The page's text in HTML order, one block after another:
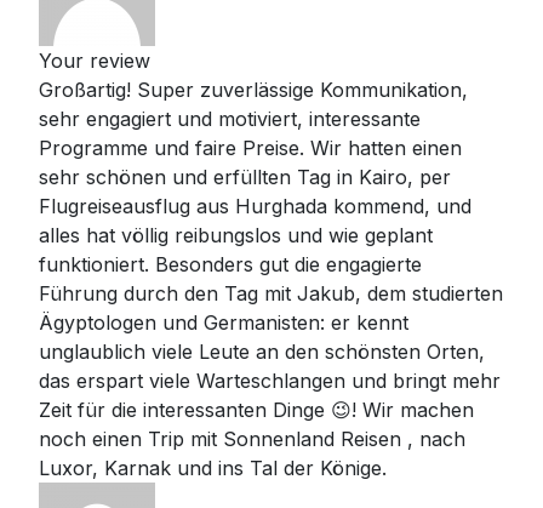
Your review
Großartig! Super zuverlässige Kommunikation,
sehr engagiert und motiviert, interessante
Programme und faire Preise. Wir hatten einen
sehr schönen und erfüllten Tag in Kairo, per
Flugreiseausflug aus Hurghada kommend, und
alles hat völlig reibungslos und wie geplant
funktioniert. Besonders gut die engagierte
Führung durch den Tag mit Jakub, dem studierten
Ägyptologen und Germanisten: er kennt
unglaublich viele Leute an den schönsten Orten,
das erspart viele Warteschlangen und bringt mehr
Zeit für die interessanten Dinge 😉! Wir machen
noch einen Trip mit Sonnenland Reisen , nach
Luxor, Karnak und ins Tal der Könige.